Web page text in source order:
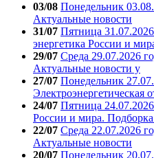
03/08 Понедельник
Актуальные новости
31/07 Пятница
энергетика России и
29/07 Среда 29.07.2026
Актуальные новости у
27/07 Понедельник
Электроэнергетическая
24/07 Пятница
России и мира. Подборка
22/07 Среда 22.07.2026
Актуальные новости
20/07 Понедельник